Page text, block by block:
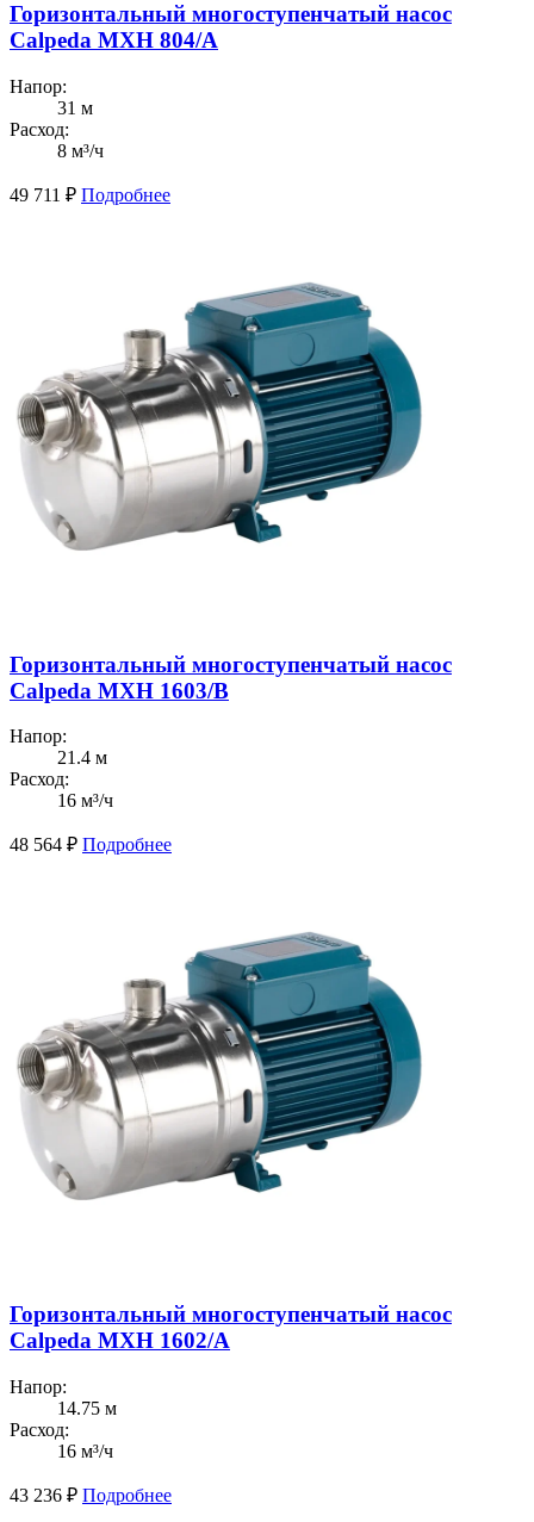
Горизонтальный многоступенчатый насос
Calpeda MXH 804/A
Напор:
31 м
Расход:
8 м³/ч
49 711 ₽ Подробнее
Горизонтальный многоступенчатый насос
Calpeda MXH 1603/B
Напор:
21.4 м
Расход:
16 м³/ч
48 564 ₽ Подробнее
Горизонтальный многоступенчатый насос
Calpeda MXH 1602/A
Напор:
14.75 м
Расход:
16 м³/ч
43 236 ₽ Подробнее